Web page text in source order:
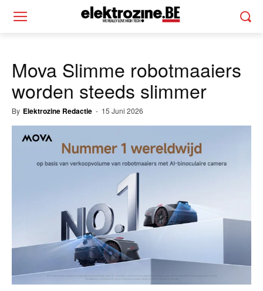
Mova Slimme robotmaaiers
worden steeds slimmer
By Elektrozine Redactie - 15 Juni 2026